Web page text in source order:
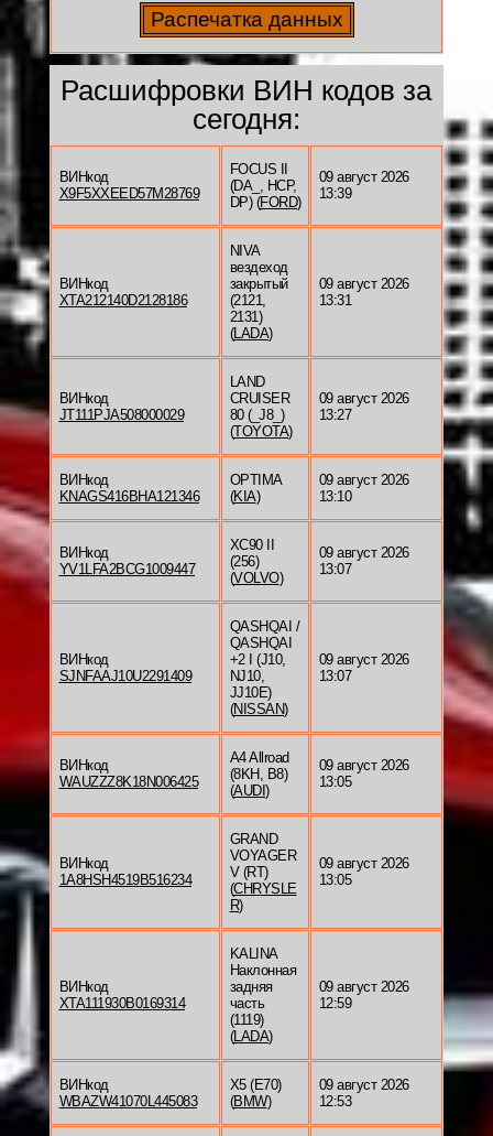
Расшифровки ВИН кодов за
сегодня:
ВИНкод
X9F5XXEED57M28769
FOCUS II
(DA_, HCP,
DP) (FORD)
09 август 2026
13:39
ВИНкод
XTA212140D2128186
NIVA
вездеход
закрытый
(2121,
2131)
(LADA)
09 август 2026
13:31
ВИНкод
JT111PJA508000029
LAND
CRUISER
80 (_J8_)
(TOYOTA)
09 август 2026
13:27
ВИНкод
KNAGS416BHA121346
OPTIMA
(KIA)
09 август 2026
13:10
ВИНкод
YV1LFA2BCG1009447
XC90 II
(256)
(VOLVO)
09 август 2026
13:07
ВИНкод
SJNFAAJ10U2291409
QASHQAI /
QASHQAI
+2 I (J10,
NJ10,
JJ10E)
(NISSAN)
09 август 2026
13:07
ВИНкод
WAUZZZ8K18N006425
A4 Allroad
(8KH, B8)
(AUDI )
09 август 2026
13:05
ВИНкод
1A8HSH4519B516234
GRAND
VOYAGER
V (RT)
(CHRYSLE
R)
09 август 2026
13:05
ВИНкод
XTA111930B0169314
KALINA
Наклонная
задняя
часть
(1119)
(LADA)
09 август 2026
12:59
ВИНкод
WBAZW41070L445083
X5 (E70)
(BMW)
09 август 2026
12:53